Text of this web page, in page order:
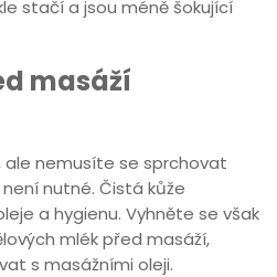
stačí a jsou méně šokující
masáží
ale nemusíte se sprchovat
nutné. Čistá kůže
a hygienu. Vyhněte se však
mlék před masáží,
s masážními oleji.